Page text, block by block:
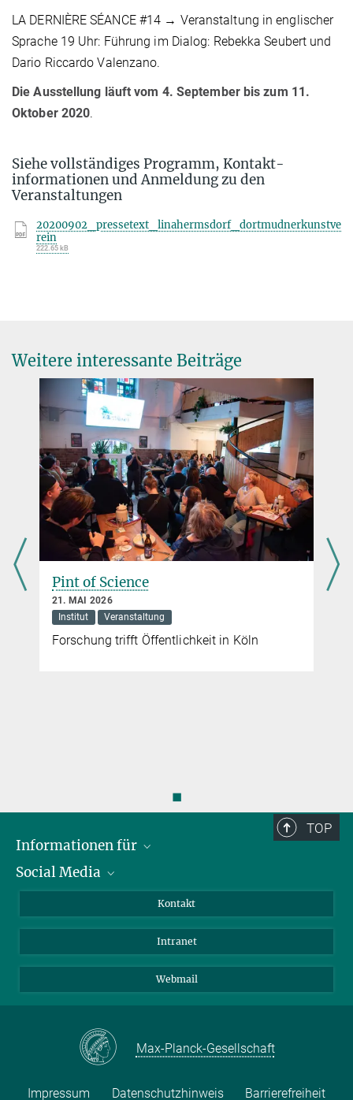
LA DERNIÈRE SÉANCE #14 → Veranstaltung in englischer
Sprache 19 Uhr: Führung im Dialog: Rebekka Seubert und
Dario Riccardo Valenzano.
Die Ausstellung läuft vom 4. September bis zum 11.
Oktober 2020.
Siehe vollständiges Programm, Kontakt-
informationen und Anmeldung zu den
Veranstaltungen
20200902_pressetext_linahermsdorf_dortmudnerkunstve
rein
222.65 kB
Weitere interessante Beiträge
Pint of Science
21. MAI 2026
Institut
Veranstaltung
Forschung trifft Öffentlichkeit in Köln
◼
TOP
Informationen für
Bewerbende
Journalist:innen
Social Media
Bluesky
YouTube
Kontakt
Intranet
Webmail
Max-Planck-Gesellschaft
Impressum Datenschutzhinweis Barrierefreiheit